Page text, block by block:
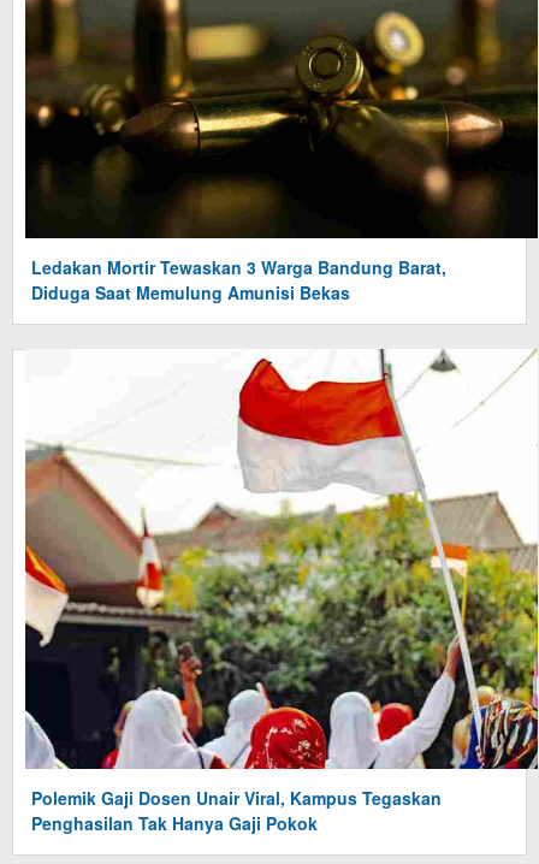
Ledakan Mortir Tewaskan 3 Warga Bandung Barat,
Diduga Saat Memulung Amunisi Bekas
Polemik Gaji Dosen Unair Viral, Kampus Tegaskan
Penghasilan Tak Hanya Gaji Pokok